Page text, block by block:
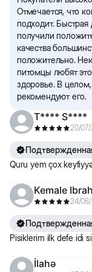
Отмечается, что
подходит.
получили
качества
положительно.
питомцы любят
здоровье. В
рекомендуют его.
T**** S****
20/
Quru yem çox
Kemale
24/
Pisiklerim ilk defe idi
İlahə